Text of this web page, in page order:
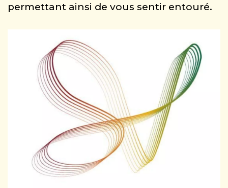
permettant ainsi de vous sentir entouré.